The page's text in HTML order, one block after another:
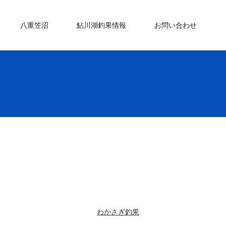
八重笠沼 鮎川湖釣果情報 お問い合わせ
わかさぎ釣果